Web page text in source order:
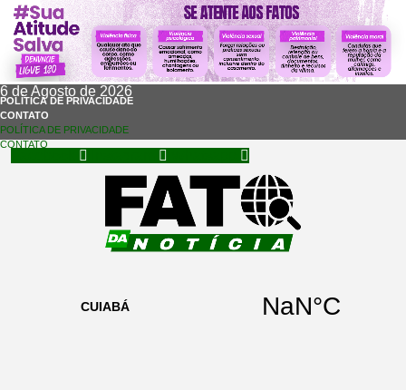
6 de Agosto de 2026
POLÍTICA DE PRIVACIDADE
CONTATO
POLÍTICA DE PRIVACIDADE
CONTATO